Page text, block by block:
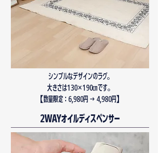
シンプルなデザインのラグ。
大きさは130×190㎝です。
​【数量限定：6,980円 → 4,980円】
2WAYオイルディスペンサー